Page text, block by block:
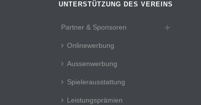
UNTERSTÜTZUNG DES VEREINS
Partner & Sponsoren
Onlinewerbung
Aussenwerbung
Spielerausstattung
Leistungsprämien